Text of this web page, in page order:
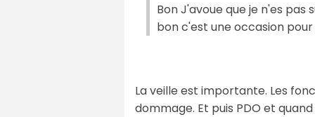
Bon J'avoue que je n'es
bon c'est une occasion
La veille est importante. Les
dommage. Et puis PDO et